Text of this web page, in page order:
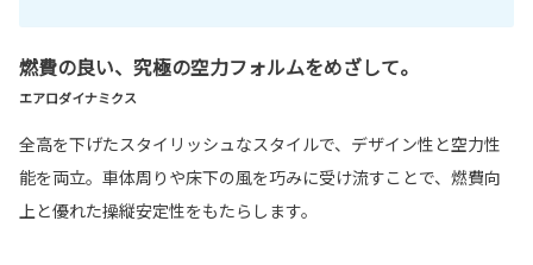
燃費の良い、究極の空力フォルムをめざして。
エアロダイナミクス
全高を下げたスタイリッシュなスタイルで、デザイン性と空力性
能を両立。車体周りや床下の風を巧みに受け流すことで、燃費向
上と優れた操縦安定性をもたらします。